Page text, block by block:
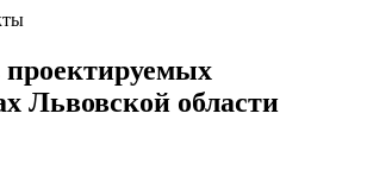
Львовской области